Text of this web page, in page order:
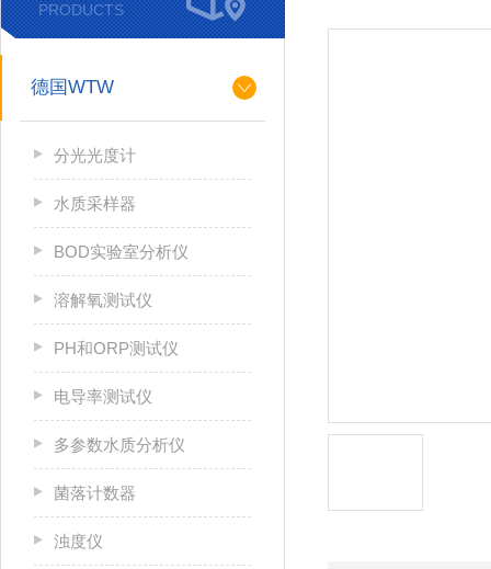
PRODUCTS
德国WTW
分光光度计
水质采样器
BOD实验室分析仪
溶解氧测试仪
PH和ORP测试仪
电导率测试仪
多参数水质分析仪
菌落计数器
浊度仪